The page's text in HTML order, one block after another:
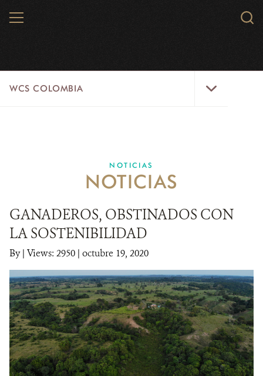
MENU
WCS COLOMBIA
EJES ESTRATÉGICOS
LÍNEAS DE ACCIÓN
MICROSITIOS
NOTICIAS
WCS VISUAL
PUBLICACIONES
ALIADOS Y ALIANZAS
NOTICIAS
NOTICIAS
GANADEROS, OBSTINADOS CON
LA SOSTENIBILIDAD
By| Views: 2950 | octubre 19, 2020